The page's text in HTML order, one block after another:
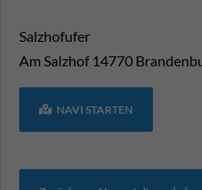
Salzhofufer
Am Salzhof 14770
NAVI STARTEN